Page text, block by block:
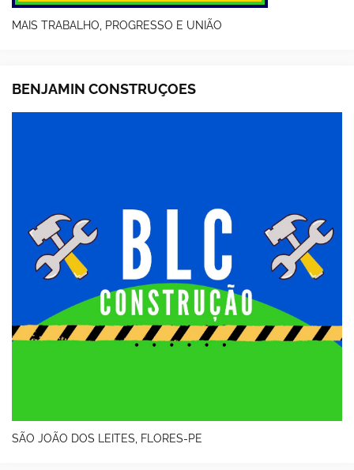
MAIS TRABALHO, PROGRESSO E UNIÃO
BENJAMIN CONSTRUÇOES
SÃO JOÃO DOS LEITES, FLORES-PE